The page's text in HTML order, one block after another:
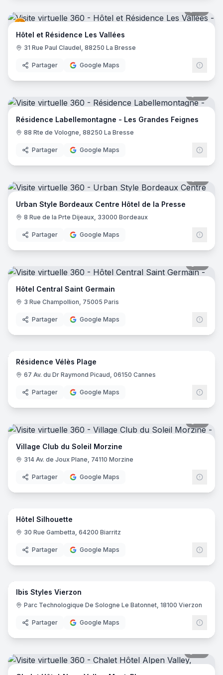
Hôtel et Résidence Les Vallées
31 Rue Paul Claudel, 88250 La Bresse
Partager Google Maps
Résidence Labellemontagne - Les Grandes Feignes
88 Rte de Vologne, 88250 La Bresse
Partager Google Maps
Urban Style Bordeaux Centre Hôtel de la Presse
8 Rue de la Prte Dijeaux, 33000 Bordeaux
Partager Google Maps
Hôtel Central Saint Germain
3 Rue Champollion, 75005 Paris
Partager Google Maps
14
Résidence Vélès Plage
67 Av. du Dr Raymond Picaud, 06150 Cannes
Partager Google Maps
Village Club du Soleil Morzine
314 Av. de Joux Plane, 74110 Morzine
Partager Google Maps
22
Hôtel Silhouette
30 Rue Gambetta, 64200 Biarritz
Partager Google Maps
8
Ibis Styles Vierzon
Parc Technologique De Sologne Le Batonnet, 18100 Vierzon
Partager Google Maps